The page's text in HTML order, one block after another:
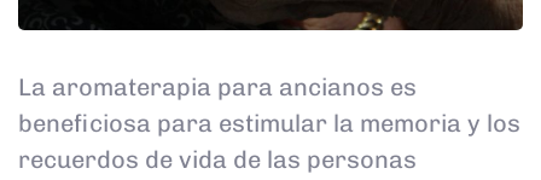
La aromaterapia para ancianos es
beneficiosa para estimular la memoria y los
recuerdos de vida de las personas